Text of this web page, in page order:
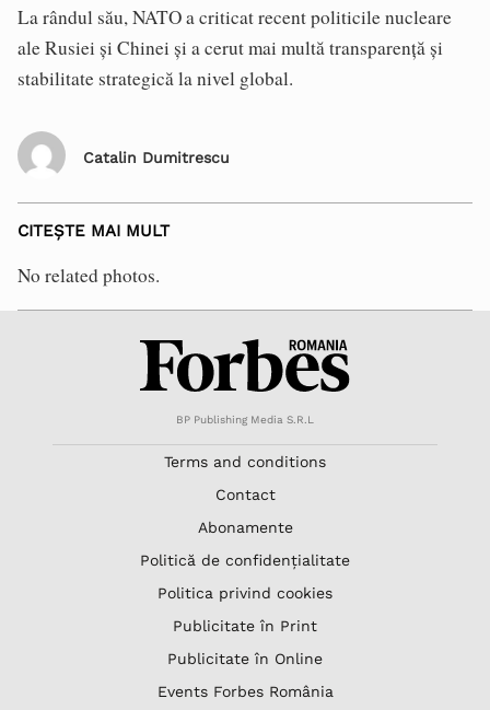
La rândul său, NATO a criticat recent politicile nucleare
ale Rusiei și Chinei și a cerut mai multă transparență și
stabilitate strategică la nivel global.
Catalin Dumitrescu
CITEȘTE MAI MULT
No related photos.
BP Publishing Media S.R.L
Terms and conditions
Contact
Abonamente
Politică de confidențialitate
Politica privind cookies
Publicitate în Print
Publicitate în Online
Events Forbes România